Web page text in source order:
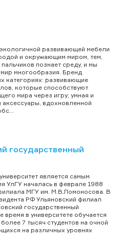
развивающей мебели
и окружающим миром, тем,
познает среду, и мы
многообразия. Бренд
категориях: развивающие
которые способствуют
мира через игру; умная и
вдохновленной
государственный
является самым
УлГУ началась в феврале 1988
МГУ им. М.В.Ломоносова. В
РФ Ульяновский филиал
государственный
время в университете обучается
7 тысяч студентов на очной
на различных уровнях